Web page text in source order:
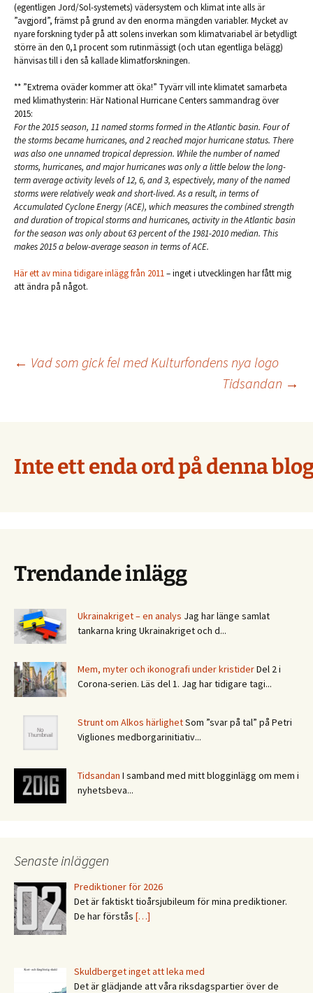
(egentligen Jord/Sol-systemets) vädersystem och klimat inte alls är
”avgjord”, främst på grund av den enorma mängden variabler. Mycket av
nyare forskning tyder på att solens inverkan som klimatvariabel är betydligt
större än den 0,1 procent som rutinmässigt (och utan egentliga belägg)
hänvisas till i den så kallade klimatforskningen.
** ”Extrema oväder kommer att öka!” Tyvärr vill inte klimatet samarbeta
med klimathysterin: Här National Hurricane Centers sammandrag över
2015:
For the 2015 season, 11 named storms formed in the Atlantic basin. Four of
the storms became hurricanes, and 2 reached major hurricane status. There
was also one unnamed tropical depression. While the number of named
storms, hurricanes, and major hurricanes was only a little below the long-
term average activity levels of 12, 6, and 3, espectively, many of the named
storms were relatively weak and short-lived. As a result, in terms of
Accumulated Cyclone Energy (ACE), which measures the combined strength
and duration of tropical storms and hurricanes, activity in the Atlantic basin
for the season was only about 63 percent of the 1981-2010 median. This
makes 2015 a below-average season in terms of ACE.
Här ett av mina tidigare inlägg från 2011– inget i utvecklingen har fått mig
att ändra på något.
Inläggsnavigering
← Vad som gick fel med Kulturfondens nya logo
Tidsandan →
Inte ett enda ord på denna
Trendande inlägg
Ukrainakriget – en analys Jag har länge samlat
tankarna kring Ukrainakriget och d...
Mem, myter och ikonografi under kristiderDel 2 i
Corona-serien. Läs del 1. Jag har tidigare tagi...
Strunt om Alkos härlighetSom ”svar på tal” på Petri
Vigliones medborgarinitiativ...
Tidsandan I samband med mitt blogginlägg om mem i
nyhetsbeva...
Senaste inläggen
Prediktioner för 2026
Det är faktiskt tioårsjubileum för mina prediktioner.
De har förstås […]
Skuldberget inget att leka med
Det är glädjande att våra riksdagspartier över de